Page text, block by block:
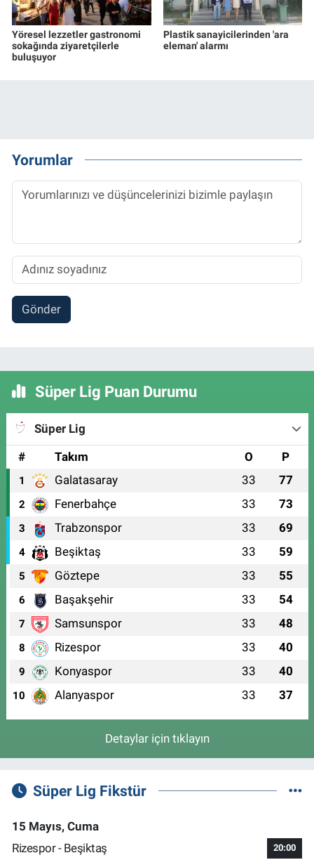
Yöresel lezzetler gastronomi
sokağında ziyaretçilerle
buluşuyor
Plastik sanayicilerinden 'ara
eleman' alarmı
Yorumlar
Gönder
Süper Lig Puan Durumu
Süper Lig
#
Takım O P
1 Galatasaray 33 77
2 Fenerbahçe 33 73
3 Trabzonspor 33 69
4 Beşiktaş 33 59
5 Göztepe 33 55
6 Başakşehir 33 54
7 Samsunspor 33 48
8 Rizespor 33 40
9 Konyaspor 33 40
10 Alanyaspor 33 37
Detaylar için tıklayın
Süper Lig Fikstür
15 Mayıs, Cuma
Rizespor - Beşiktaş
20:00